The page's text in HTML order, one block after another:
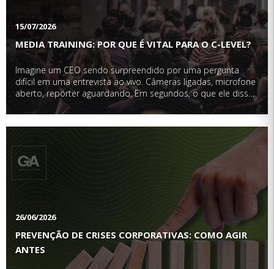
15/07/2026
MEDIA TRAINING: POR QUE É VITAL PARA O C-LEVEL?
Imagine um CEO sendo surpreendido por uma pergunta
difícil em uma entrevista ao vivo. Câmeras ligadas, microfone
aberto, repórter aguardando. Em segundos, o que ele disser,
ou deixar de dizer, pode repercutir em manchetes, redes
sociais e, inevitavelmente, na percepção …
26/06/2026
PREVENÇÃO DE CRISES CORPORATIVAS: COMO AGIR
ANTES